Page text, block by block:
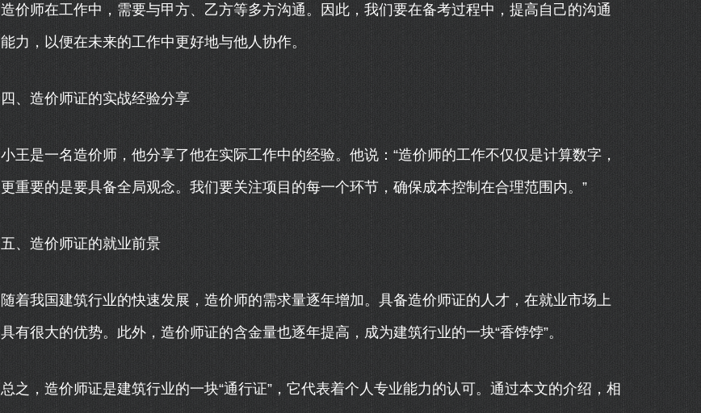
造价师在工作中，需要与甲方、乙方等多方沟通。因此，我们要在备考过程中，提高自己的沟通
能力，以便在未来的工作中更好地与他人协作。
四、造价师证的实战经验分享
小王是一名造价师，他分享了他在实际工作中的经验。他说：“造价师的工作不仅仅是计算数字，
更重要的是要具备全局观念。我们要关注项目的每一个环节，确保成本控制在合理范围内。”
五、造价师证的就业前景
随着我国建筑行业的快速发展，造价师的需求量逐年增加。具备造价师证的人才，在就业市场上
具有很大的优势。此外，造价师证的含金量也逐年提高，成为建筑行业的一块“香饽饽”。
总之，造价师证是建筑行业的一块“通行证”，它代表着个人专业能力的认可。通过本文的介绍，相